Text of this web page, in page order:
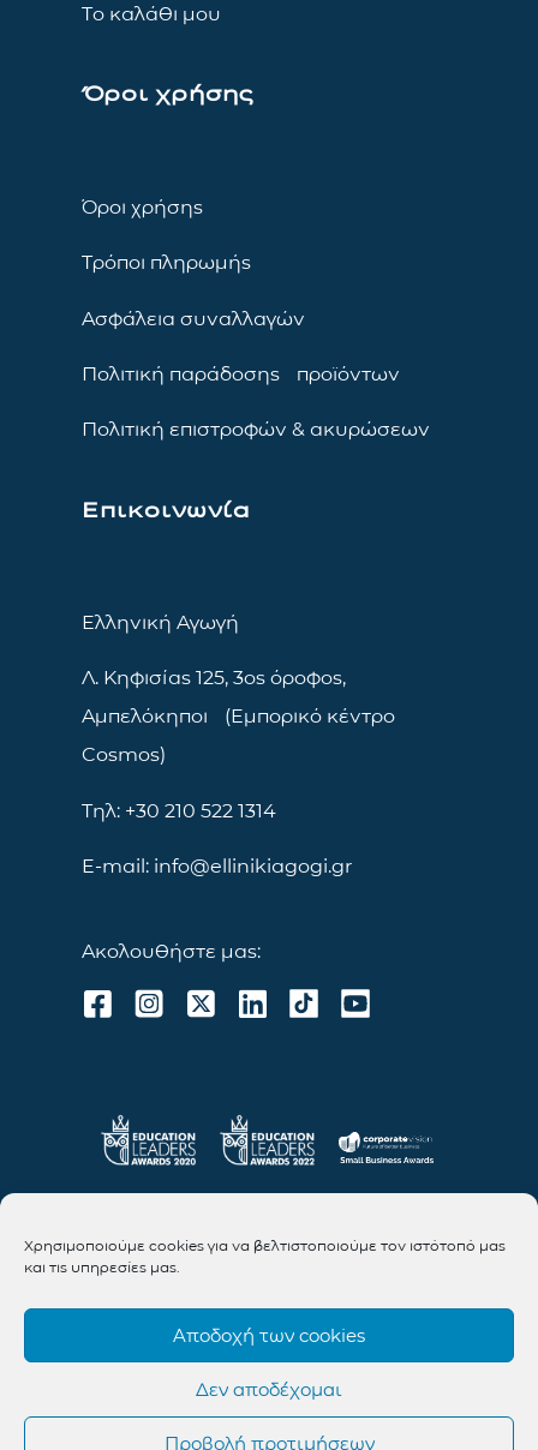
Χρησιμοποιούμε cookies για να βελτιστοποιούμε τον ιστότοπό μας
και τις υπηρεσίες μας.
Αποδοχή των cookies
Δεν αποδέχομαι
Προβολή προτιμήσεων
Το καλάθι μου
Όροι χρήσης
Όροι χρήσης
Τρόποι πληρωμής
Ασφάλεια συναλλαγών
Πολιτική παράδοσης προϊόντων
Πολιτική επιστροφών & ακυρώσεων
Επικοινωνία
Ελληνική Αγωγή
Λ. Κηφισίας 125, 3ος όροφος,
Αμπελόκηποι (Εμπορικό κέντρο
Cosmos)
Τηλ: +30 210 522 1314
E-mail: info@ellinikiagogi.gr
Ακολουθήστε μας: